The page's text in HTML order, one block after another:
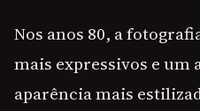
Nos anos 80, a
mais expressivos e um
aparência mais